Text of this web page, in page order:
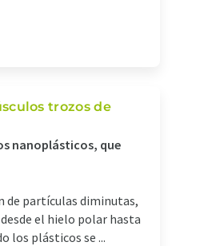
trozos de
nanoplásticos, que
de partículas diminutas,
el hielo polar hasta
los plásticos se ...